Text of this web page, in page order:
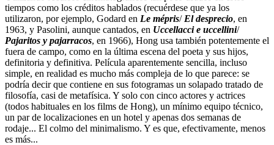
tiempos como los créditos hablados (recuérdese que ya los
utilizaron, por ejemplo, Godard en Le mépris/ El desprecio, en
1963, y Pasolini, aunque cantados, en Uccellacci e uccellini/
Pajaritos y pajarracos, en 1966), Hong usa también potentemente el
fuera de campo, como en la última escena del poeta y sus hijos,
definitoria y definitiva. Película aparentemente sencilla, incluso
simple, en realidad es mucho más compleja de lo que parece: se
podría decir que contiene en sus fotogramas un solapado tratado de
filosofía, casi de metafísica. Y solo con cinco actores y actrices
(todos habituales en los films de Hong), un mínimo equipo técnico,
un par de localizaciones en un hotel y apenas dos semanas de
rodaje... El colmo del minimalismo. Y es que, efectivamente, menos
es más...